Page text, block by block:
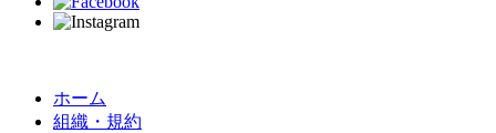
ホーム
組織・規約